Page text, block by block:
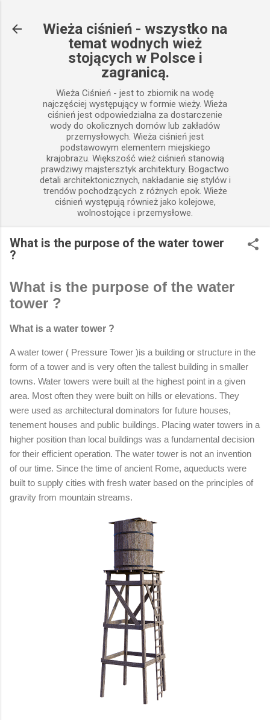
Wieża ciśnień - wszystko na
temat wodnych wież
stojących w Polsce i
zagranicą.
Wieża Ciśnień - jest to zbiornik na wodę
najczęściej występujący w formie wieży. Wieża
ciśnień jest odpowiedzialna za dostarczenie
wody do okolicznych domów lub zakładów
przemysłowych. Wieża ciśnień jest
podstawowym elementem miejskiego
krajobrazu. Większość wież ciśnień stanowią
prawdziwy majstersztyk architektury. Bogactwo
detali architektonicznych, nakładanie się stylów i
trendów pochodzących z różnych epok. Wieże
ciśnień występują również jako kolejowe,
wolnostojące i przemysłowe.
What is the purpose of the water tower
?
What is the purpose of the water
tower ?
What is a water tower ?
A water tower ( Pressure Tower )is a building or structure in the
form of a tower and is very often the tallest building in smaller
towns. Water towers were built at the highest point in a given
area. Most often they were built on hills or elevations. They
were used as architectural dominators for future houses,
tenement houses and public buildings. Placing water towers in a
higher position than local buildings was a fundamental decision
for their efficient operation. The water tower is not an invention
of our time. Since the time of ancient Rome, aqueducts were
built to supply cities with fresh water based on the principles of
gravity from mountain streams.